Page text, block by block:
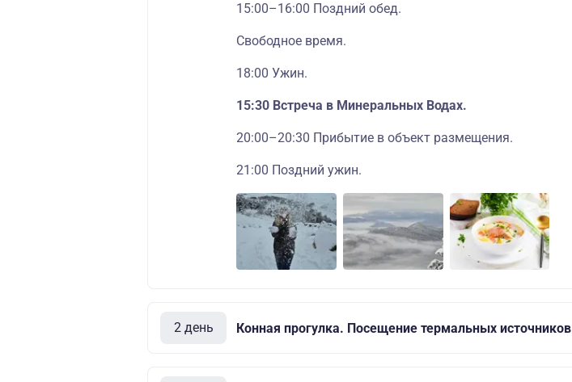
15:00–16:00 Поздний обед.
Свободное время.
18:00 Ужин.
15:30 Встреча в Минеральных Водах.
20:00–20:30 Прибытие в объект размещения.
21:00 Поздний ужин.
2 день Конная прогулка. Посещение термальных источников